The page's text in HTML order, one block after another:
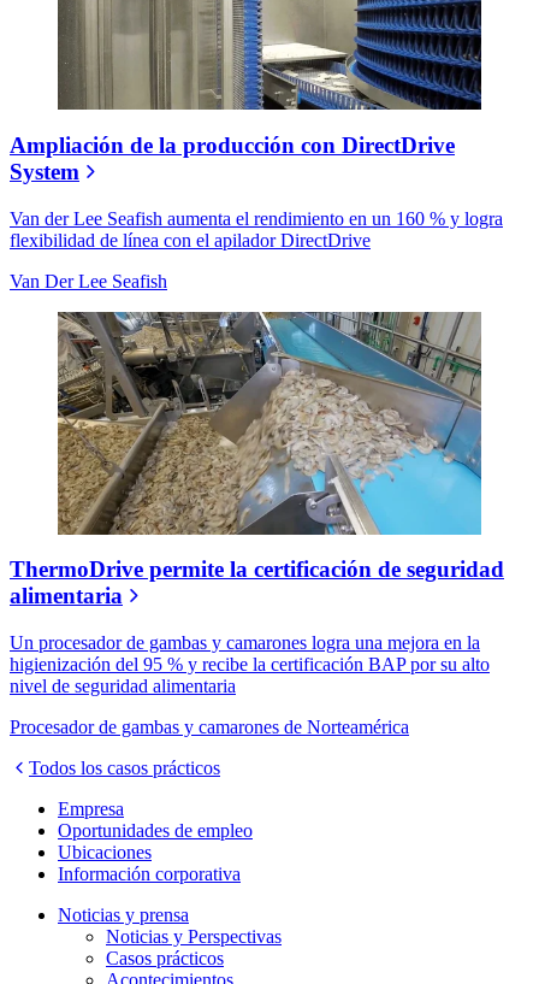
Ampliación de la producción con DirectDrive
System
Van der Lee Seafish aumenta el rendimiento en un 160 % y logra
flexibilidad de línea con el apilador DirectDrive
Van Der Lee Seafish
ThermoDrive permite la certificación de seguridad
alimentaria
Un procesador de gambas y camarones logra una mejora en la
higienización del 95 % y recibe la certificación BAP por su alto
nivel de seguridad alimentaria
Procesador de gambas y camarones de Norteamérica
Todos los casos prácticos
Empresa
Oportunidades de empleo
Ubicaciones
Información corporativa
Noticias y prensa
Noticias y Perspectivas
Casos prácticos
Acontecimientos